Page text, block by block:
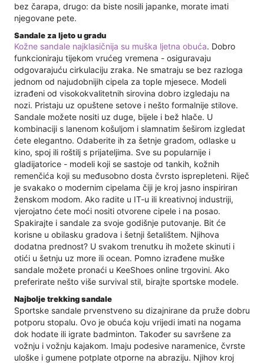
bez čarapa, drugo: da biste nosili japanke, morate imati
njegovane pete.
Sandale za ljeto u gradu
Kožne sandale najklasičnija su muška ljetna obuća. Dobro
funkcioniraju tijekom vrućeg vremena - osiguravaju
odgovarajuću cirkulaciju zraka. Ne smatraju se bez razloga
jednom od najudobnijih cipela za tople mjesece. Modeli
izrađeni od visokokvalitetnih sirovina dobro izgledaju na
nozi. Pristaju uz opuštene setove i nešto formalnije stilove.
Sandale možete nositi uz duge, bijele i bež hlače. U
kombinaciji s lanenom košuljom i slamnatim šeširom izgledat
ćete elegantno. Odaberite ih za šetnje gradom, odlaske u
kino, spoj ili roštilj s prijateljima. Sve su popularnije i
gladijatorice - modeli koji se sastoje od tankih, kožnih
remenčića koji su međusobno dosta čvrsto isprepleteni. Riječ
je svakako o modernim cipelama čiji je kroj jasno inspiriran
ženskom modom. Ako radite u IT-u ili kreativnoj industriji,
vjerojatno ćete moći nositi otvorene cipele i na posao.
Spakirajte i sandale za svoje godišnje putovanje. Bit će
korisne u obilasku gradova i šetnji šetalištem. Njihova
dodatna prednost? U svakom trenutku ih možete skinuti i
otići u šetnju uz more ili ocean. Pomno izrađene muške
sandale možete pronaći u KeeShoes online trgovini. Ako
preferirate nešto više survival stil, birajte sportske modele.
Najbolje trekking sandale
Sportske sandale prvenstveno su dizajnirane da pruže dobru
potporu stopalu. Ovo je obuća koju vrijedi imati na nogama
dok hodate ili igrate badminton. Također su savršene za
vožnju i vožnju kajakom. Imaju podesive naramenice, čvrste
uloške i gumene potplate otporne na abraziju. Njihov kroj